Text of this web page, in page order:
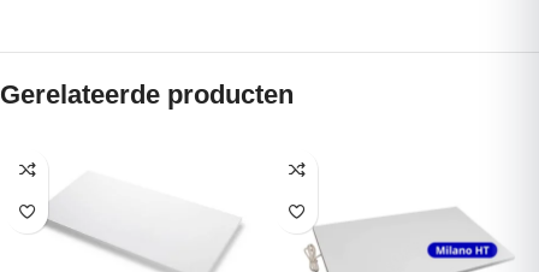
Gerelateerde producten